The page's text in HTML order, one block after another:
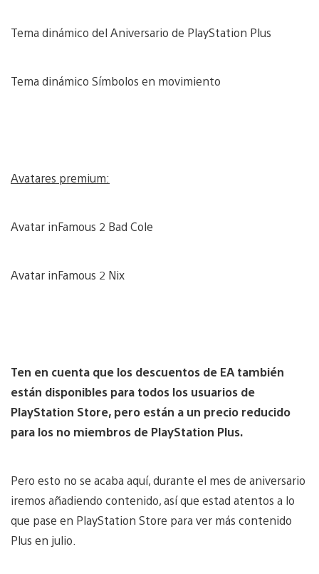
Tema dinámico del Aniversario de PlayStation Plus
Tema dinámico Símbolos en movimiento
Avatares premium:
Avatar inFamous 2 Bad Cole
Avatar inFamous 2 Nix
Ten en cuenta que los descuentos de EA también
están disponibles para todos los usuarios de
PlayStation Store, pero están a un precio reducido
para los no miembros de PlayStation Plus.
Pero esto no se acaba aquí, durante el mes de aniversario
iremos añadiendo contenido, así que estad atentos a lo
que pase en PlayStation Store para ver más contenido
Plus en julio.